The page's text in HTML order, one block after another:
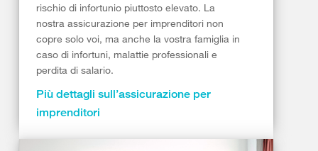
rischio di infortunio piuttosto elevato. La
nostra assicurazione per imprenditori non
copre solo voi, ma anche la vostra famiglia in
caso di infortuni, malattie professionali e
perdita di salario.
Più dettagli sull’assicurazione per
imprenditori